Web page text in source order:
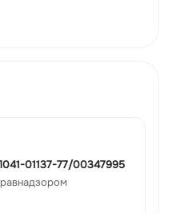
01137-77/00347995